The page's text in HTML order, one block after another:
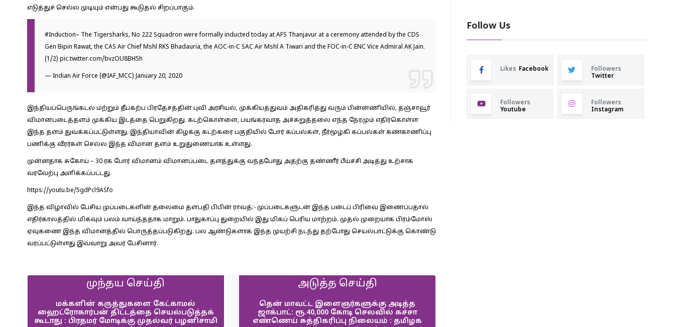
எடுத்துச் செல்ல முடியும் என்பது கூடுதல் சிறப்பாகும்.
#Induction– The Tigersharks, No 222 Squadron were formally inducted today at AFS Thanjavur at a ceremony attended by the CDS
Gen Bipin Rawat, the CAS Air Chief Mshl RKS Bhadauria, the AOC-in-C SAC Air Mshl A Tiwari and the FOC-in-C ENC Vice Admiral AK Jain.
(1/2) pic.twitter.com/bvzOU8BH5h
— Indian Air Force (@IAF_MCC) January 20, 2020
இந்தியப்பெருங்கடல் மற்றும் தீபகற்ப பிரதேசத்தின் புவி அரசியல், முக்கியத்துவம் அதிகரித்து வரும் பின்னணியில், தஞ்சாவூர்
விமானபடைத்தளம் முக்கிய இடத்தை பெறுகிறது. கடற்கொள்ளை, பயங்கரவாத அச்சுறுத்தலை எந்த நேரமும் எதிர்கொள்ள
இந்த தளம் துவக்கப்பட்டுள்ளது. இந்தியாவின் கிழக்கு கடற்கரை பகுதியில் போர் கப்பல்கள், நீர்மூழ்கி கப்பல்கள் கண்காணிப்பு
பணிக்கு வீரர்கள் செல்ல இந்த விமான தளம் உறுதுணையாக உள்ளது.
முன்னதாக சுகோய் – 30 ரக போர் விமானம் விமானப்படை தளத்துக்கு வந்தபோது அதற்கு தண்ணீர் பீய்ச்சி அடித்து உற்சாக
வரவேற்பு அளிக்கப்பட்டது.
https://youtu.be/5gdPcl9ASfo
இந்த விழாவில் பேசிய முப்படைகளின் தலைமை தளபதி பிபின் ராவத்:-முப்படைகளுடன் இந்த படைப் பிரிவை இணைப்பதால்
எதிர்காலத்தில் மிகவும் பலம் வாய்ந்ததாக மாறும். பாதுகாப்பு துறையில் இது மிகப் பெரிய மாற்றம். முதல் முறையாக பிரம்மோஸ்
ஏவுகணை இந்த விமானத்தில் பொருத்தப்படுகிறது. பல ஆண்டுகளாக இந்த முயற்சி நடந்து தற்போது செயல்பாட்டுக்கு கொண்டு
வரப்பட்டுள்ளது.இவ்வாறு அவர் பேசினார்.
முந்தய செய்தி
மக்களின் கருத்துகளை கேட்காமல்
ஹைட்ரோகார்பன் திட்டத்தை செயல்படுத்தக்
கூடாது : பிரதமர் மோடிக்கு முதல்வர் பழனிசாமி
அடுத்த செய்தி
தென் மாவட்ட இளைஞர்களுக்கு அடித்த
ஜாக்பாட்: ரூ.40,000 கோடி செலவில் கச்சா
எண்ணெய் சுத்திகரிப்பு நிலையம் : தமிழக
Follow Us
Likes Facebook
Followers
Twitter
Followers
Youtube
Followers
Instagram